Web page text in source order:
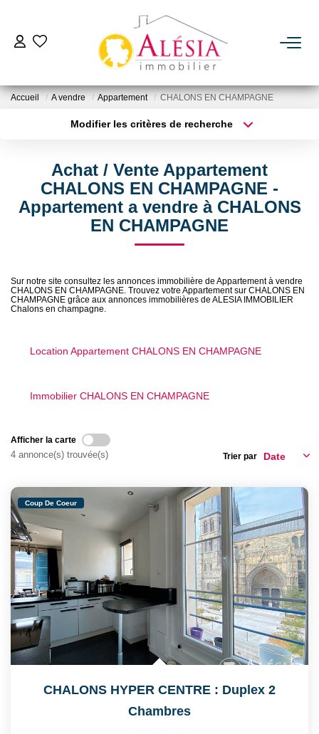
ACHETER
ESTIMER
NOTRE AGENCE
Qui Sommes Nous
Accueil A vendre Appartement CHALONS EN CHAMPAGNE
Modifier les critères de recherche
Sélectionnez...
Type de bien
Surface min
Budget max Plus de critères
Achat / Vente Appartement
CHALONS EN CHAMPAGNE -
Appartement a vendre à CHALONS
EN CHAMPAGNE
Sur notre site consultez les annonces immobilière de Appartement à vendre
CHALONS EN CHAMPAGNE. Trouvez votre Appartement sur CHALONS EN
CHAMPAGNE grâce aux annonces immobilières de ALESIA IMMOBILIER
Chalons en champagne.
Location Appartement CHALONS EN CHAMPAGNE
Immobilier CHALONS EN CHAMPAGNE
Afficher la carte
4 annonce(s) trouvée(s) Trier par
Coup De Coeur
CHALONS HYPER CENTRE : Duplex 2
Chambres